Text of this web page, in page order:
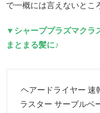
で一概には言えないとこ
▼シャーププラズマクラ
まとまる髪に♪
ヘアードライヤー 速
ラスター サーブルベ